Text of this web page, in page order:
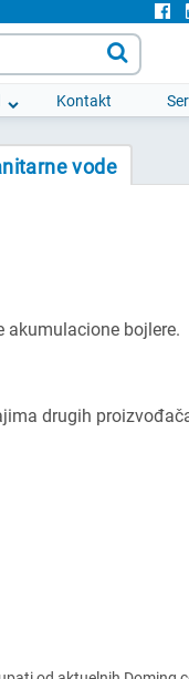
Kontakt

vode
akumulacione bojlere.
drugih